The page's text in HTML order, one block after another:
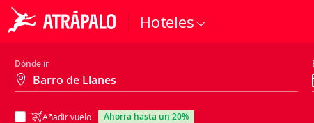
Hoteles
Dónde ir
Añadir vuelo ahorra hasta un 20%